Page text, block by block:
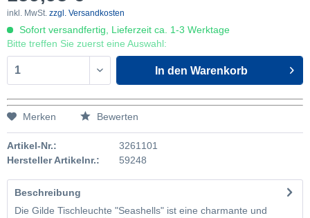
inkl. MwSt. zzgl. Versandkosten
Sofort versandfertig, Lieferzeit ca. 1-3 Werktage
Bitte treffen Sie zuerst eine Auswahl:
In den Warenkorb
Merken Bewerten
Artikel-Nr.:
3261101
Hersteller Artikelnr.:
59248
Beschreibung
Die Gilde Tischleuchte "Seashells" ist eine charmante und